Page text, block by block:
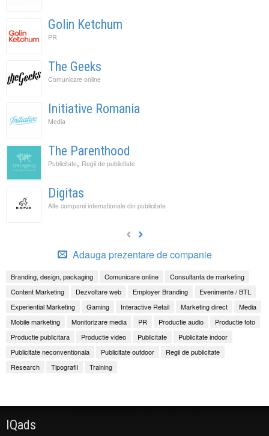
Golin Ketchum
PR
The Geeks
Comunicare online
Initiative Romania
Media
The Parenthood
Publicitate, Regii de publicitate
Digitas
Alte companii internationale din publicitate
Adauga prezentare de companie
Branding, design, packaging Comunicare online
Consultanta de marketing
Content Marketing
Dezvoltare web Employer Branding
Evenimente / BTL
Experiential Marketing
Gaming Interactive Retail Marketing direct
Media
Mobile marketing
Monitorizare media PR Productie audio
Productie foto
Productie publicitara
Productie video Publicitate
Publicitate indoor
Publicitate neconventionala
Publicitate outdoor
Regii de publicitate
Research
Tipografii Training
IQads